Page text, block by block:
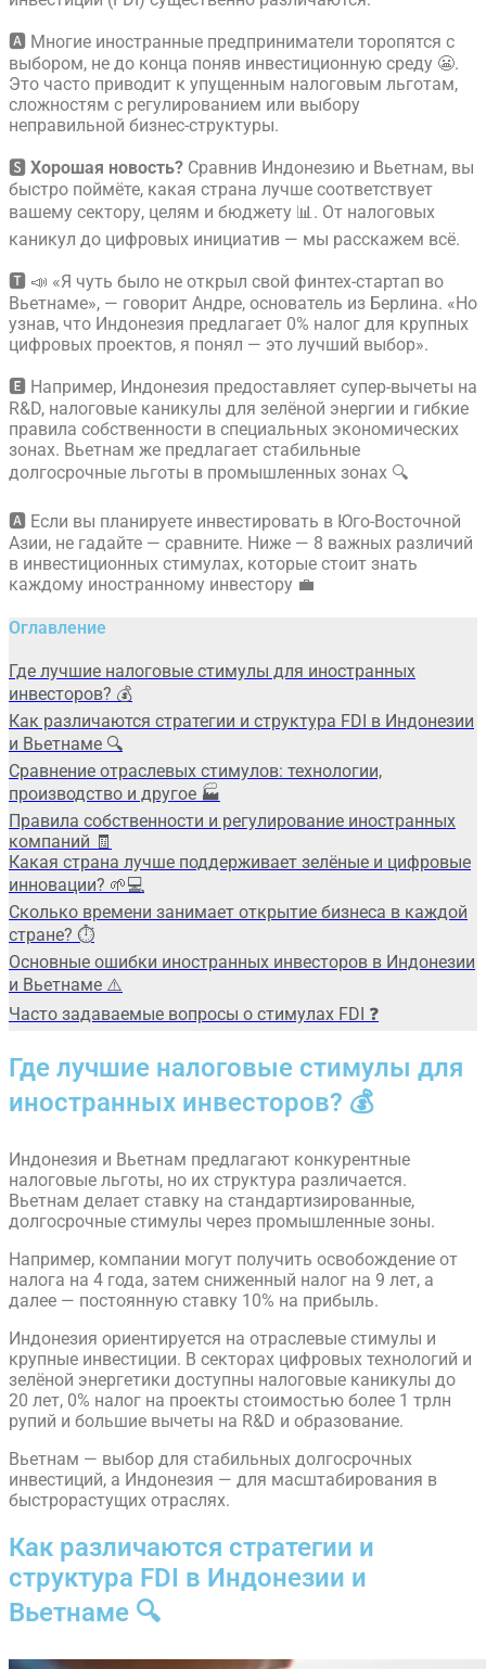
🅰️ Многие иностранные предприниматели торопятся с
выбором, не до конца поняв инвестиционную среду 😬.
Это часто приводит к упущенным налоговым льготам,
сложностям с регулированием или выбору
неправильной бизнес-структуры.
🆂 Хорошая новость? Сравнив Индонезию и Вьетнам, вы
быстро поймёте, какая страна лучше соответствует
вашему сектору, целям и бюджету 📊. От налоговых
каникул до цифровых инициатив — мы расскажем всё.
🆃 📣 «Я чуть было не открыл свой финтех-стартап во
Вьетнаме», — говорит Андре, основатель из Берлина. «Но
узнав, что Индонезия предлагает 0% налог для крупных
цифровых проектов, я понял — это лучший выбор».
🅴 Например, Индонезия предоставляет супер-вычеты на
R&D, налоговые каникулы для зелёной энергии и гибкие
правила собственности в специальных экономических
зонах. Вьетнам же предлагает стабильные
долгосрочные льготы в промышленных зонах 🔍
🅰 Если вы планируете инвестировать в Юго-Восточной
Азии, не гадайте — сравните. Ниже — 8 важных различий
в инвестиционных стимулах, которые стоит знать
каждому иностранному инвестору 💼
Оглавление
Где лучшие налоговые стимулы для иностранных
инвесторов? 💰
Как различаются стратегии и структура FDI в Индонезии
и Вьетнаме 🔍
Сравнение отраслевых стимулов: технологии,
производство и другое 🏭
Правила собственности и регулирование иностранных
компаний 🧾
Какая страна лучше поддерживает зелёные и цифровые
инновации? 🌱💻
Сколько времени занимает открытие бизнеса в каждой
стране? ⏱️
Основные ошибки иностранных инвесторов в Индонезии
и Вьетнаме ⚠️
Часто задаваемые вопросы о стимулах FDI ❓
Где лучшие налоговые стимулы для
иностранных инвесторов? 💰
Индонезия и Вьетнам предлагают конкурентные
налоговые льготы, но их структура различается.
Вьетнам делает ставку на стандартизированные,
долгосрочные стимулы через промышленные зоны.
Например, компании могут получить освобождение от
налога на 4 года, затем сниженный налог на 9 лет, а
далее — постоянную ставку 10% на прибыль.
Индонезия ориентируется на отраслевые стимулы и
крупные инвестиции. В секторах цифровых технологий и
зелёной энергетики доступны налоговые каникулы до
20 лет, 0% налог на проекты стоимостью более 1 трлн
рупий и большие вычеты на R&D и образование.
Вьетнам — выбор для стабильных долгосрочных
инвестиций, а Индонезия — для масштабирования в
быстрорастущих отраслях.
Как различаются стратегии и
структура FDI в Индонезии и
Вьетнаме 🔍